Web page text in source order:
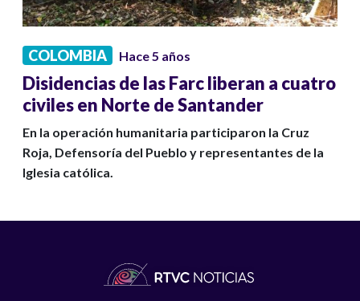
COLOMBIA Hace 5 años
Disidencias de las Farc liberan a cuatro
civiles en Norte de Santander
En la operación humanitaria participaron la Cruz
Roja, Defensoría del Pueblo y representantes de la
Iglesia católica.